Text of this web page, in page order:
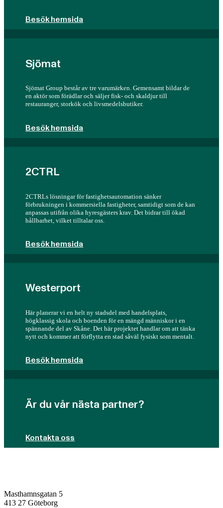
Besök hemsida
Sjömat
Sjömat Group består av tre varumärken. Gemensamt bildar de
en aktör som förädlar och säljer fisk- och skaldjur till
restauranger, storkök och livsmedelsbutiker.
Besök hemsida
2CTRL
2CTRLs lösningar för fastighetsautomation sänker
förbrukningen i kommersiella fastigheter, samtidigt som de kan
anpassas utifrån olika hyresgästers krav. Det bidrar till ökad
hållbarhet, vilket tilltalar oss.
Besök hemsida
Westerport
Här planerar vi en helt ny stadsdel med handelsplats,
högklassig skola och boenden för en mängd människor i en
spännande del av Skåne. Det här projektet handlar om att tänka
nytt och kommer att förflytta en stad såväl fysiskt som mentalt.
Besök hemsida
Är du vår nästa partner?
Kontakta oss
Masthamnsgatan 5
413 27 Göteborg